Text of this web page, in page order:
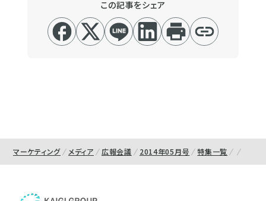
この記事をシェア
マーケティング メディア 広報会議 2014年05月号 特集一覧